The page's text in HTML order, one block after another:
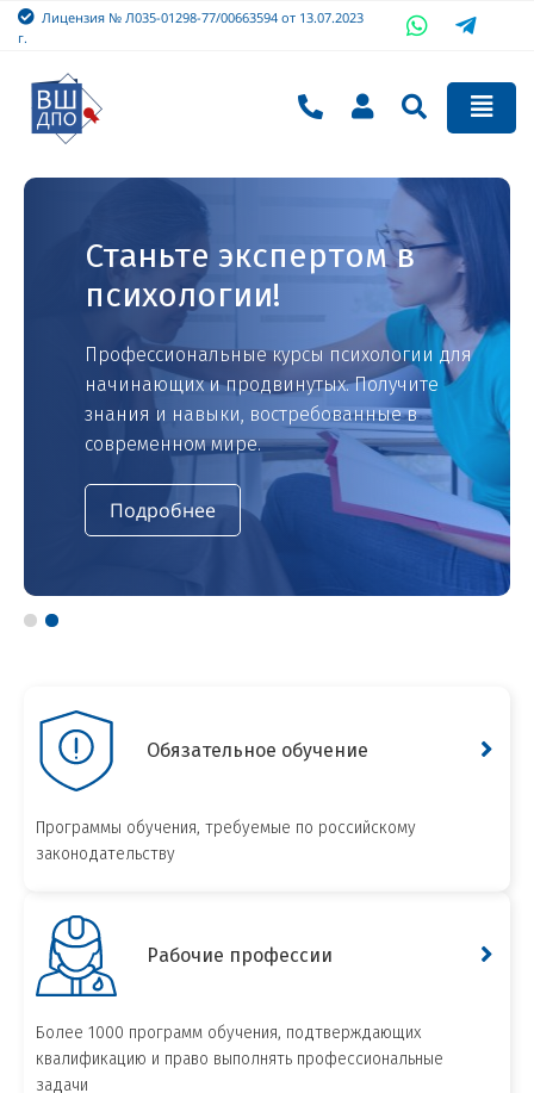
Лицензия № Л035-01298-77/00663594 от 13.07.2023
г.
Станьте экспертом в
психологии!
Профессиональные курсы психологии для
начинающих и продвинутых. Получите
знания и навыки, востребованные в
современном мире.
Подробнее
Обязательное обучение
Программы обучения, требуемые по российскому
законодательству
Рабочие профессии
Более 1000 программ обучения, подтверждающих
квалификацию и право выполнять профессиональные
задачи